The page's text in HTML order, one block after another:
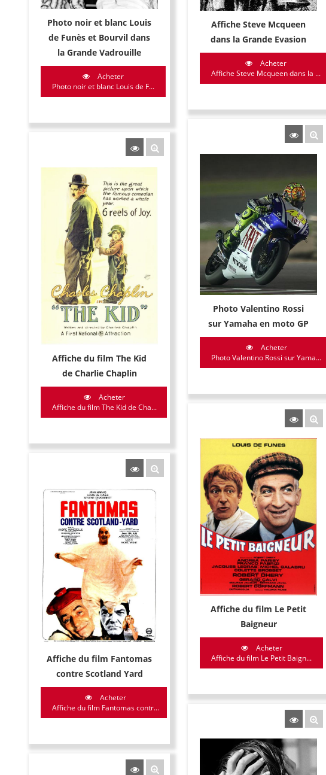
Affiche Steve Mcqueen
dans la Grande Evasion
Acheter
Affiche Steve Mcqueen dans la ...
Photo noir et blanc Louis
de Funès et Bourvil dans
la Grande Vadrouille
Acheter
Photo noir et blanc Louis de F...
Photo Valentino Rossi
sur Yamaha en moto GP
Acheter
Photo Valentino Rossi sur Yama...
Affiche du film The Kid
de Charlie Chaplin
Acheter
Affiche du film The Kid de Cha...
Affiche du film Le Petit
Baigneur
Acheter
Affiche du film Le Petit Baign...
Affiche du film Fantomas
contre Scotland Yard
Acheter
Affiche du film Fantomas contr...